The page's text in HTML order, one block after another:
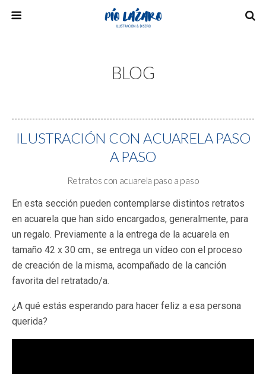
BLOG
ILUSTRACIÓN CON ACUARELA PASO
A PASO
Retratos con acuarela paso a paso
En esta sección pueden contemplarse distintos retratos
en acuarela que han sido encargados, generalmente, para
un regalo. Previamente a la entrega de la acuarela en
tamaño 42 x 30 cm., se entrega un vídeo con el proceso
de creación de la misma, acompañado de la canción
favorita del retratado/a.
¿A qué estás esperando para hacer feliz a esa persona
querida?